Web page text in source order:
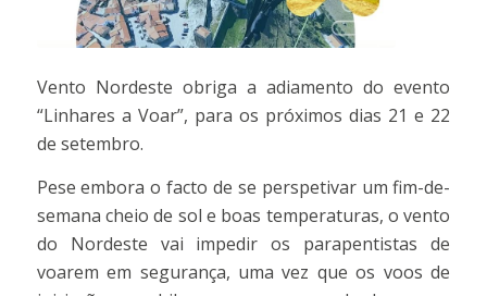
Vento Nordeste obriga a adiamento do evento
“Linhares a Voar”, para os próximos dias 21 e 22
de setembro.
Pese embora o facto de se perspetivar um fim-de-
semana cheio de sol e boas temperaturas, o vento
do Nordeste vai impedir os parapentistas de
voarem em segurança, uma vez que os voos de